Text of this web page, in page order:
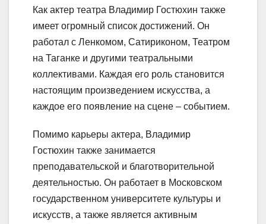
Как актер театра Владимир Гостюхин также
имеет огромный список достижений. Он
работал с Ленкомом, Сатириконом, Театром
на Таганке и другими театральными
коллективами. Каждая его роль становится
настоящим произведением искусства, а
каждое его появление на сцене – событием.
Помимо карьеры актера, Владимир
Гостюхин также занимается
преподавательской и благотворительной
деятельностью. Он работает в Московском
государственном университете культуры и
искусств, а также является активным